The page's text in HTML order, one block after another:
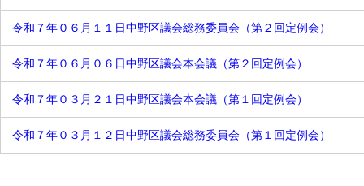
中野駅周辺整備・都市観光調査
特別委員会
地域包括ケア推進調査特別委員
会
中野駅周辺整備・西武新宿線沿
線まちづくり調査特別委員会
情報政策等調査特別委員会
危機管理・感染症対策調査特別
委員会
令和７年０６月１１日中野区議会総務委員会（第２回定例会）
令和７年０６月０６日中野区議会本会議（第２回定例会）
令和７年０３月２１日中野区議会本会議（第１回定例会）
令和７年０３月１２日中野区議会総務委員会（第１回定例会）